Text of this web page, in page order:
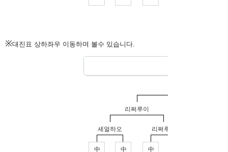
※대진표 상하좌우 이동하며 볼수 있습니다.